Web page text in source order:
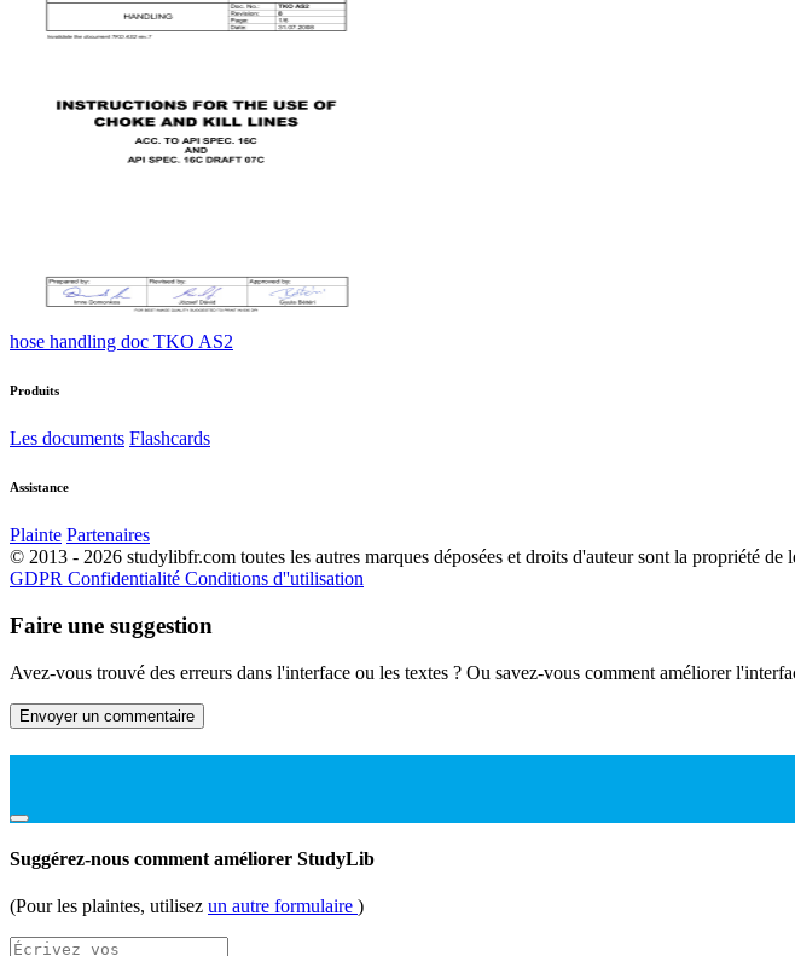
hose handling doc TKO AS2
Produits
Les documents Flashcards
Assistance
Plainte Partenaires
© 2013 - 2026 studylibfr.com toutes les autres marques déposées et droits d'auteur sont la propriété de
GDPR Confidentialité Conditions d''utilisation
Faire une suggestion
Avez-vous trouvé des erreurs dans l'interface ou les textes ? Ou savez-vous comment améliorer
Envoyer un commentaire
Suggérez-nous comment améliorer StudyLib
(Pour les plaintes, utilisez un autre formulaire )